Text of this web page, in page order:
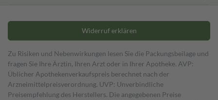
Widerruf erklären
Zu Risiken und Nebenwirkungen lesen Sie die Packungsbeilage und
fragen Sie Ihre Ärztin, Ihren Arzt oder in Ihrer Apotheke. AVP:
Üblicher Apothekenverkaufspreis berechnet nach der
Arzneimittelpreisverordnung. UVP: Unverbindliche
Preisempfehlung des Herstellers. Die angegebenen Preise